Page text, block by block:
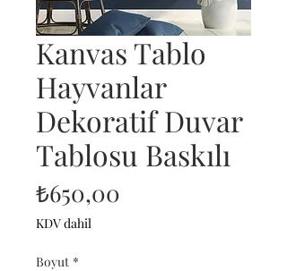
Kanvas Tablo
Hayvanlar
Dekoratif Duvar
Tablosu Baskılı
₺650,00
KDV dahil
Boyut *